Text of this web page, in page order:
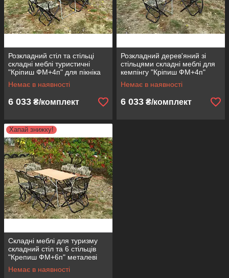
Розкладний стіл та стільці
складні меблі туристичні
"Кріпиш ФМ+4п" для пікніка
відпочинку кемпінгу дачі
Немає в наявності
6 033 ₴/комплект
Розкладний дерев'яний зі
стільцями складні меблі для
кемпінгу "Кріпиш ФМ+4п"
набори для пікніка дачі
Немає в наявності
6 033 ₴/комплект
Хапай знижку!
Складні меблі для туризму
складний стіл та 6 стільців
"Крепиш ФМ+6п" металеві
для дачі відпочинку на
природі
Немає в наявності